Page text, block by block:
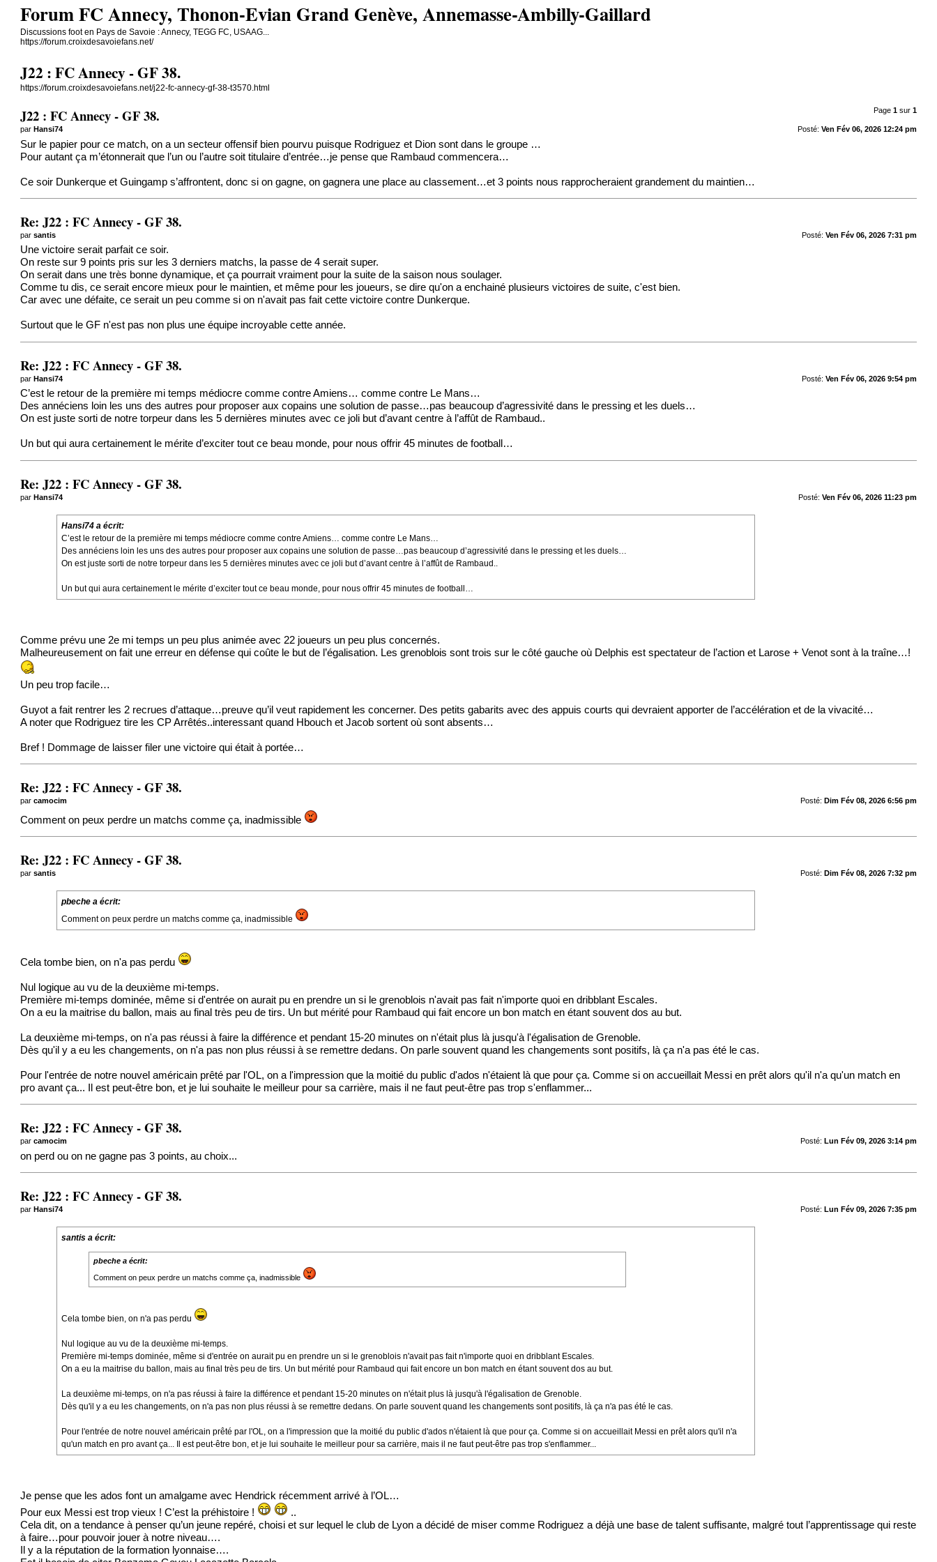
Forum FC Annecy, Thonon-Evian Grand Genève, Annemasse-Ambilly-Gaillard
Discussions foot en Pays de Savoie : Annecy, TEGG FC, USAAG...
https://forum.croixdesavoiefans.net/
J22 : FC Annecy - GF 38.
https://forum.croixdesavoiefans.net/j22-fc-annecy-gf-38-t3570.html
Page 1sur 1
J22 : FC Annecy - GF 38.
Posté: Ven Fév 06, 2026 12:24 pm
parHansi74
Sur le papier pour ce match, on a un secteur offensif bien pourvu puisque Rodriguez et Dion sont dans le groupe …
Pour autant ça m’étonnerait que l’un ou l’autre soit titulaire d’entrée…je pense que Rambaud commencera…
Ce soir Dunkerque et Guingamp s’affrontent, donc si on gagne, on gagnera une place au classement…et 3 points nous rapprocheraient grandement du maintien…
Re: J22 : FC Annecy - GF 38.
Posté: Ven Fév 06, 2026 7:31 pm
parsantis
Une victoire serait parfait ce soir.
On reste sur 9 points pris sur les 3 derniers matchs, la passe de 4 serait super.
On serait dans une très bonne dynamique, et ça pourrait vraiment pour la suite de la saison nous soulager.
Comme tu dis, ce serait encore mieux pour le maintien, et même pour les joueurs, se dire qu'on a enchainé plusieurs victoires de suite, c'est bien.
Car avec une défaite, ce serait un peu comme si on n'avait pas fait cette victoire contre Dunkerque.
Surtout que le GF n'est pas non plus une équipe incroyable cette année.
Re: J22 : FC Annecy - GF 38.
Posté: Ven Fév 06, 2026 9:54 pm
parHansi74
C’est le retour de la première mi temps médiocre comme contre Amiens… comme contre Le Mans…
Des annéciens loin les uns des autres pour proposer aux copains une solution de passe…pas beaucoup d’agressivité dans le pressing et les duels…
On est juste sorti de notre torpeur dans les 5 dernières minutes avec ce joli but d’avant centre à l’affût de Rambaud..
Un but qui aura certainement le mérite d’exciter tout ce beau monde, pour nous offrir 45 minutes de football…
Re: J22 : FC Annecy - GF 38.
Posté: Ven Fév 06, 2026 11:23 pm
parHansi74
Hansi74 a écrit:
C’est le retour de la première mi temps médiocre comme contre Amiens… comme contre Le Mans…
Des annéciens loin les uns des autres pour proposer aux copains une solution de passe…pas beaucoup d’agressivité dans le pressing et les duels…
On est juste sorti de notre torpeur dans les 5 dernières minutes avec ce joli but d’avant centre à l’affût de Rambaud..
Un but qui aura certainement le mérite d’exciter tout ce beau monde, pour nous offrir 45 minutes de football…
Comme prévu une 2e mi temps un peu plus animée avec 22 joueurs un peu plus concernés.
Malheureusement on fait une erreur en défense qui coûte le but de l’égalisation. Les grenoblois sont trois sur le côté gauche où Delphis est spectateur de l’action et Larose + Venot sont à la traîne…!
Un peu trop facile…
Guyot a fait rentrer les 2 recrues d’attaque…preuve qu’il veut rapidement les concerner. Des petits gabarits avec des appuis courts qui devraient apporter de l’accélération et de la vivacité…
A noter que Rodriguez tire les CP Arrêtés..interessant quand Hbouch et Jacob sortent où sont absents…
Bref ! Dommage de laisser filer une victoire qui était à portée…
Re: J22 : FC Annecy - GF 38.
Posté: Dim Fév 08, 2026 6:56 pm
parcamocim
Comment on peux perdre un matchs comme ça, inadmissible
Re: J22 : FC Annecy - GF 38.
Posté: Dim Fév 08, 2026 7:32 pm
parsantis
pbeche a écrit:
Comment on peux perdre un matchs comme ça, inadmissible
Cela tombe bien, on n'a pas perdu
Nul logique au vu de la deuxième mi-temps.
Première mi-temps dominée, même si d'entrée on aurait pu en prendre un si le grenoblois n'avait pas fait n'importe quoi en dribblant Escales.
On a eu la maitrise du ballon, mais au final très peu de tirs. Un but mérité pour Rambaud qui fait encore un bon match en étant souvent dos au but.
La deuxième mi-temps, on n'a pas réussi à faire la différence et pendant 15-20 minutes on n'était plus là jusqu'à l'égalisation de Grenoble.
Dès qu'il y a eu les changements, on n'a pas non plus réussi à se remettre dedans. On parle souvent quand les changements sont positifs, là ça n'a pas été le cas.
Pour l'entrée de notre nouvel américain prêté par l'OL, on a l'impression que la moitié du public d'ados n'étaient là que pour ça. Comme si on accueillait Messi en prêt alors qu'il n'a qu'un match en
pro avant ça... Il est peut-être bon, et je lui souhaite le meilleur pour sa carrière, mais il ne faut peut-être pas trop s'enflammer...
Re: J22 : FC Annecy - GF 38.
Posté: Lun Fév 09, 2026 3:14 pm
parcamocim
on perd ou on ne gagne pas 3 points, au choix...
Re: J22 : FC Annecy - GF 38.
Posté: Lun Fév 09, 2026 7:35 pm
parHansi74
santis a écrit:
pbeche a écrit:
Comment on peux perdre un matchs comme ça, inadmissible
Cela tombe bien, on n'a pas perdu
Nul logique au vu de la deuxième mi-temps.
Première mi-temps dominée, même si d'entrée on aurait pu en prendre un si le grenoblois n'avait pas fait n'importe quoi en dribblant Escales.
On a eu la maitrise du ballon, mais au final très peu de tirs. Un but mérité pour Rambaud qui fait encore un bon match en étant souvent dos au but.
La deuxième mi-temps, on n'a pas réussi à faire la différence et pendant 15-20 minutes on n'était plus là jusqu'à l'égalisation de Grenoble.
Dès qu'il y a eu les changements, on n'a pas non plus réussi à se remettre dedans. On parle souvent quand les changements sont positifs, là ça n'a pas été le cas.
Pour l'entrée de notre nouvel américain prêté par l'OL, on a l'impression que la moitié du public d'ados n'étaient là que pour ça. Comme si on accueillait Messi en prêt alors qu'il n'a
qu'un match en pro avant ça... Il est peut-être bon, et je lui souhaite le meilleur pour sa carrière, mais il ne faut peut-être pas trop s'enflammer...
Je pense que les ados font un amalgame avec Hendrick récemment arrivé à l’OL…
Pour eux Messi est trop vieux ! C’est la préhistoire !
..
Cela dit, on a tendance à penser qu’un jeune repéré, choisi et sur lequel le club de Lyon a décidé de miser comme Rodriguez a déjà une base de talent suffisante, malgré tout l’apprentissage qui reste
à faire…pour pouvoir jouer à notre niveau….
Il y a la réputation de la formation lyonnaise….